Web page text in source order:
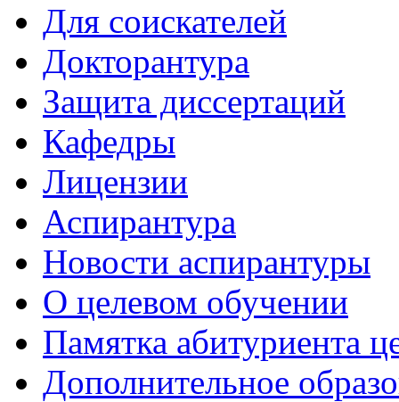
Для соискателей
Докторантура
Защита диссертаций
Кафедры
Лицензии
Аспирантура
Новости аспирантуры
О целевом обучении
Памятка абитуриента
Дополнительное